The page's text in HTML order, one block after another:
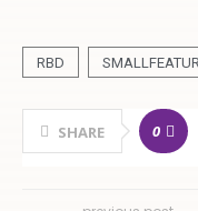
RBD
SHARE 0